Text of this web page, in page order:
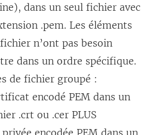
dans un seul fichier avec
.pem. Les éléments
n’ont pas besoin
dans un ordre spécifique.
de fichier groupé :
encodé PEM dans un
.crt ou .cer PLUS
privée encodée PEM dans un